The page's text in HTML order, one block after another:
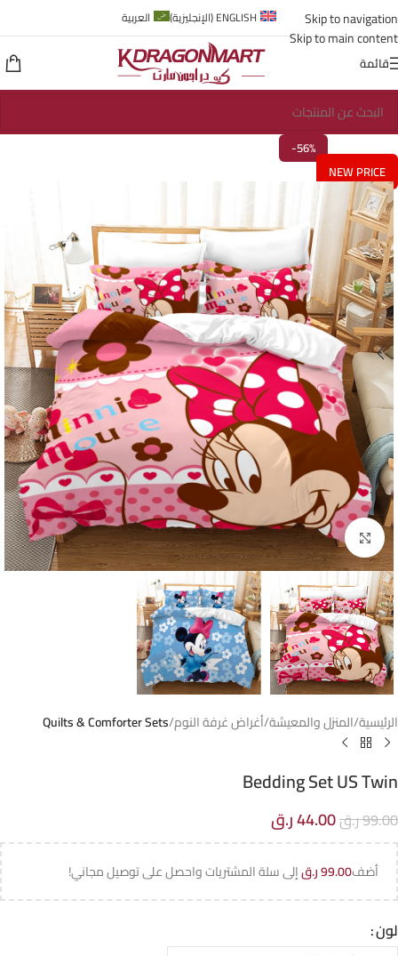
Skip to navigation
Skip to main content
ENGLISH
(الإنجليزية) العربية
قائمة
-56%
NEW PRICE
Click to enlarge
الرئيسية المنزل والمعيشة أغراض غرفة النوم Quilts & Comforter Sets
Bedding Set US Twin
99.00ر.ق44.00ر.ق
أضف99.00ر.قإلى سلة المشتريات واحصل على توصيل مجاني!
لون